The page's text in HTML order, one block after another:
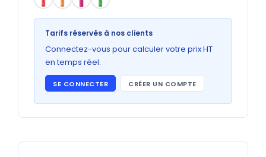
Posters
Abribus
Plans
Panneaux
ADHÉSIFS
Tarifs réservés à nos clients
Connectez-vous pour calculer votre prix HT
en temps réel.
SE CONNECTER CRÉER UN COMPTE